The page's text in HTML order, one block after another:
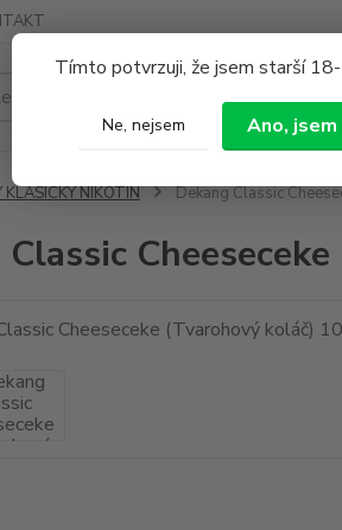
Tímto potvrzuji, že jsem starší
Ne, nejsem Ano, jsem
Hledat
KLASICKÝ NIKOTIN Dekang Classic
Classic